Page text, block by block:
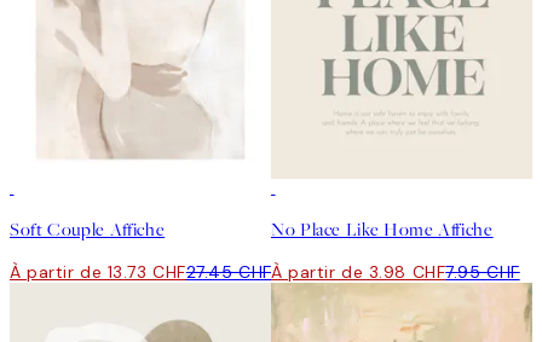
Soft Couple Affiche
À partir de 13.73 CHF27.45 CHF
No Place Like Home Affiche
À partir de 3.98 CHF7.95 CHF